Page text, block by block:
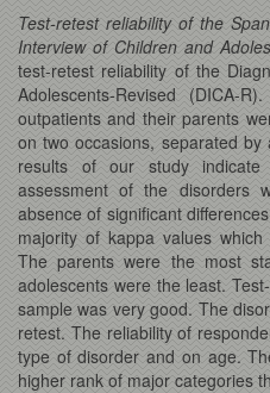
Test-retest reliability of the
Interview of Children and
test-retest reliability of the
Adolescents-Revised (DICA-
outpatients and their parents
on two occasions, separated
results of our study
assessment of the disorders
absence of significant
majority of kappa values
The parents were the most
adolescents were the least.
sample was very good. The
retest. The reliability of
type of disorder and on age.
higher rank of major categories